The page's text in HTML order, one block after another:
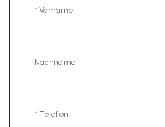
* Vorname
Nachname
* Telefon